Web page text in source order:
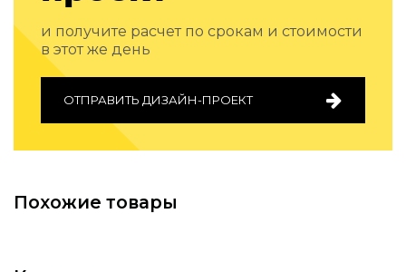
и получите расчет по срокам и стоимости
в этот же день
ОТПРАВИТЬ ДИЗАЙН-ПРОЕКТ
Похожие товары